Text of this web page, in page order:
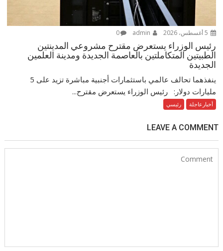
0
رئيس الوزراء يستعرض مقترح مشروعي المدينتين
الطبيتين المتكاملتين بالعاصمة الجديدة ومدينة العلمين
الجديدة
ينفذهما تحالف عالمي باستثمارات أجنبية مباشرة تزيد على 5
مليارات دولار: رئيس الوزراء يستعرض مقترح...
أخبارعاجلة رئيسي
LEAVE A COMMENT